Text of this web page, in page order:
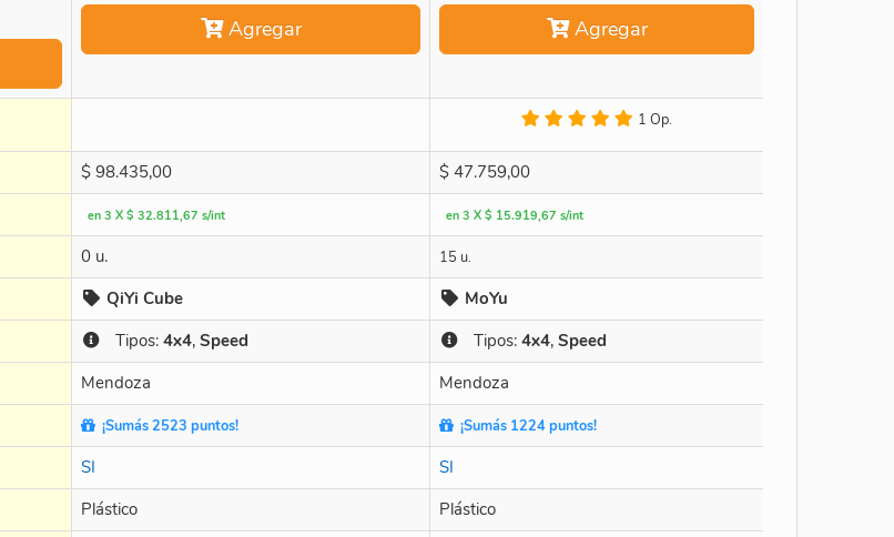
Agregar Agregar
1 Op.
$ 98.435,00 $ 47.759,00
en 3 X $ 32.811,67 s/int en 3 X $ 15.919,67 s/int
0 u. 15 u.
QiYi Cube
MoYu
Tipos: 4x4, Speed Tipos: 4x4, Speed
Mendoza
Mendoza
¡Sumás 2523 puntos! ¡Sumás 1224 puntos!
SI
SI
Plástico
Plástico